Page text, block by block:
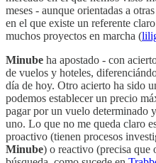
meses - aunque orientadas a
en el que existe un referente
muchos proyectos en marcha (
Minube ha apostado - con
de vuelos y hoteles,
día de hoy. Otro acierto ha sido
podemos establecer un precio
pagar por un vuelo determinado y
uno. Lo que no me queda claro
proactivo (tienen procesos
Minube) o reactivo (precisa que